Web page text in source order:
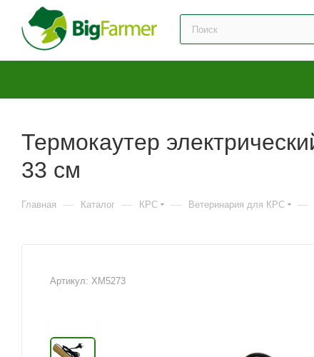
Термокаутер
33 см
Главная — Каталог — КРС — Ветеринария для КРС —
Артикул: XM5273